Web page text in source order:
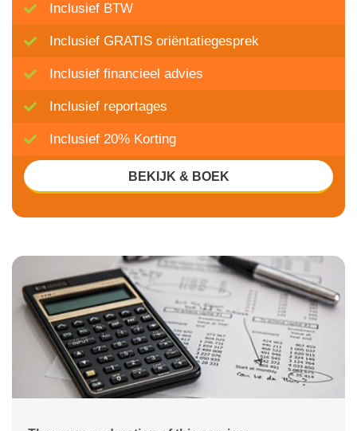
Inclusief BTW
Inclusief GRATIS oriëntatiegesprek
Inclusief financieel advies
Inclusief reportages
Inclusief 20% Korting
BEKIJK & BOEK